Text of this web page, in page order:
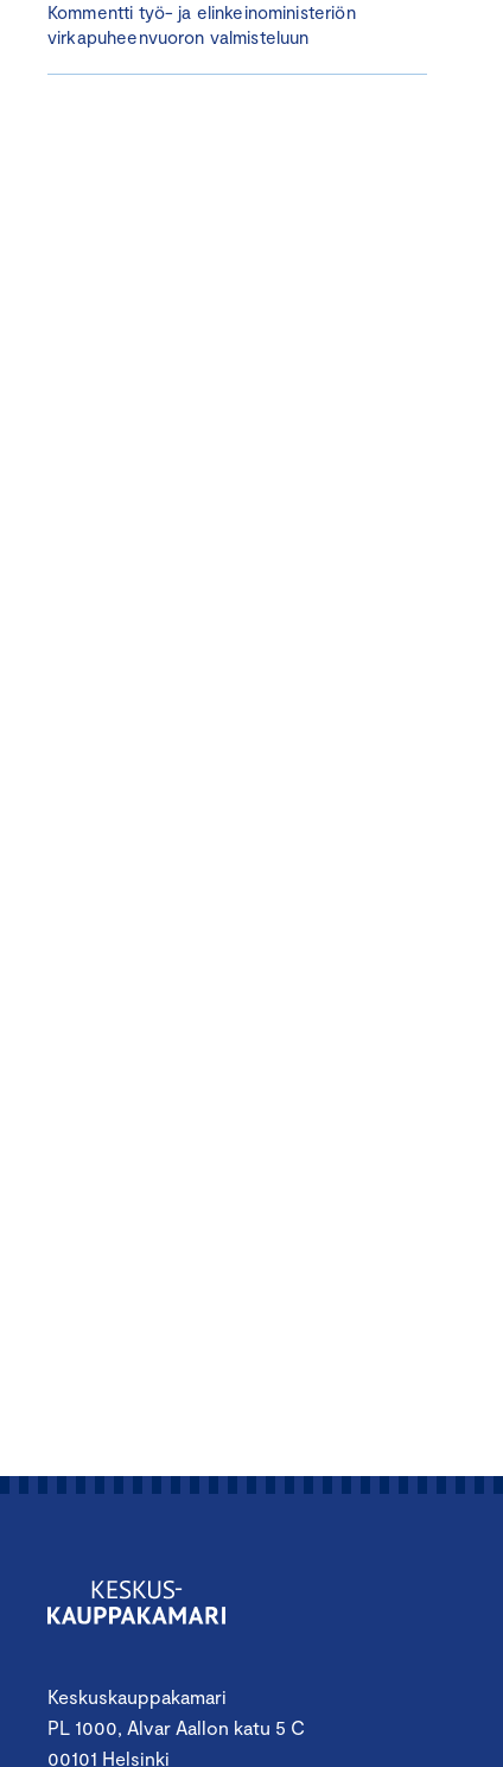
Kommentti työ- ja elinkeinoministeriön
virkapuheenvuoron valmisteluun
Keskuskauppakamari
PL 1000, Alvar Aallon katu 5 C
00101 Helsinki